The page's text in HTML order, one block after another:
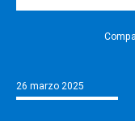
26 marzo 2025